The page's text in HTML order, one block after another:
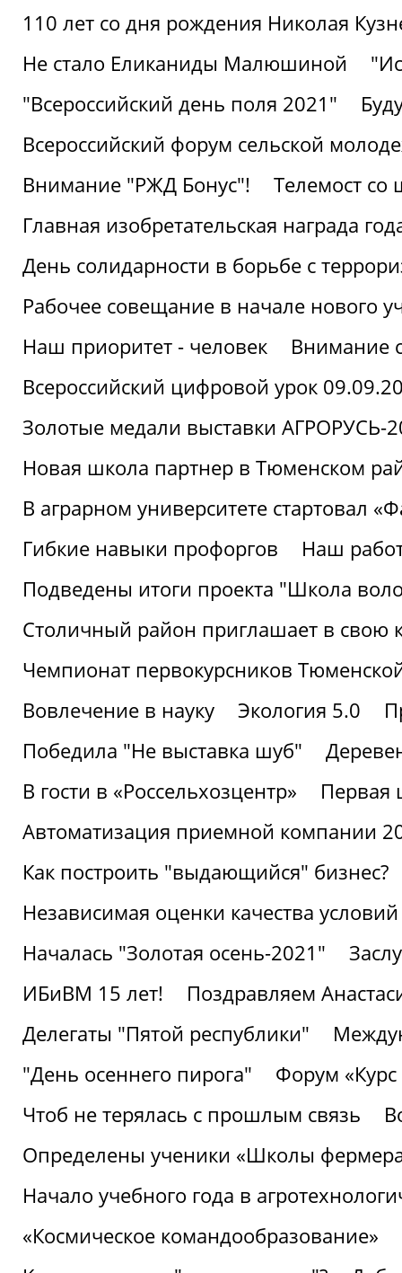
110 лет со дня рождения Николая
Не стало Еликаниды Малюшиной
"Всероссийский день поля 2021"
Всероссийский форум сельской
Внимание "РЖД Бонус"!
Телемост
Главная изобретательская награда
День солидарности в борьбе с
Рабочее совещание в начале нового
Наш приоритет - человек
Внимание
Всероссийский цифровой урок
Золотые медали выставки АГРОРУСЬ-
Новая школа партнер в Тюменском
В аграрном университете стартовал
Гибкие навыки профоргов
Наш
Подведены итоги проекта "Школа
Столичный район приглашает в свою
Чемпионат первокурсников
Вовлечение в науку
Экология 5.0
Победила "Не выставка шуб"
В гости в «Россельхозцентр»
Первая
Автоматизация приемной компании
Как построить "выдающийся" бизнес?
Независимая оценки качества
Началась "Золотая осень-2021"
ИБиВМ 15 лет!
Поздравляем
Делегаты "Пятой республики"
"День осеннего пирога"
Форум «Курс
Чтоб не терялась с прошлым связь
Определены ученики «Школы
Начало учебного года в
«Космическое командообразование»